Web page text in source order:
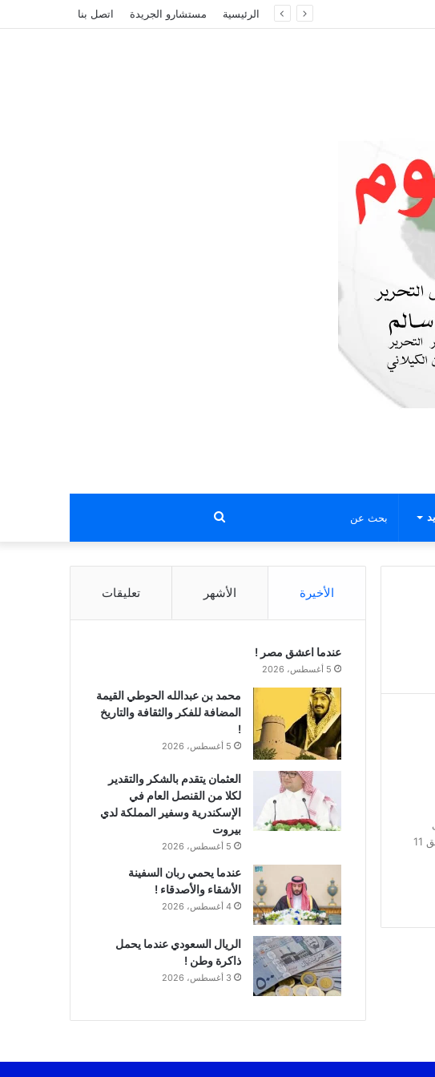
الرئيسية مستشارو الجريدة اتصل بنا
بحث
عن
الجوهر، وبدر الحبيش، وفارس مهدي، يوم الأربعاء الموافق 11
الأخيرة الأشهر تعليقات
عندما اعشق مصر !
5 أغسطس، 2026
محمد بن عبدالله الحوطي القيمة
المضافة للفكر والثقافة والتاريخ
!
5 أغسطس، 2026
العثمان يتقدم بالشكر والتقدير
لكلا من القنصل العام في
الإسكندرية وسفير المملكة لدي
بيروت
5 أغسطس، 2026
عندما يحمي ربان السفينة
الأشقاء والأصدقاء !
4 أغسطس، 2026
الريال السعودي عندما يحمل
ذاكرة وطن !
3 أغسطس، 2026